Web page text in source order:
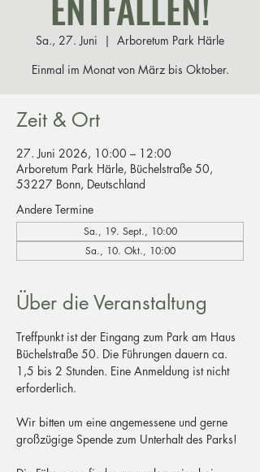
Sa., 27. Juni
  |
Arboretum Park Härle
Einmal im Monat von März bis Oktober.
Zeit & Ort
27. Juni 2026, 10:00 – 12:00
Arboretum Park Härle, Büchelstraße 50,
53227 Bonn, Deutschland
Andere Termine
Sa., 19. Sept., 10:00
Sa., 10. Okt., 10:00
Über die Veranstaltung
Treffpunkt ist der Eingang zum Park am Haus
Büchelstraße 50. Die Führungen dauern ca.
1,5 bis 2 Stunden. Eine Anmeldung ist nicht
erforderlich.
Wir bitten um eine angemessene und gerne
großzügige Spende zum Unterhalt des Parks!